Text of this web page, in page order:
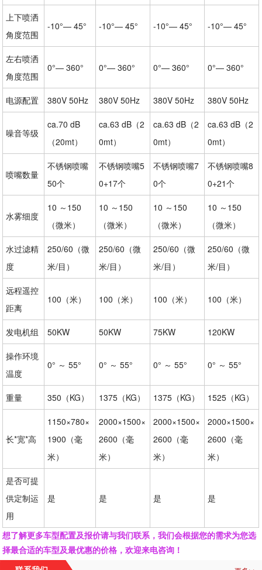
上下喷洒
角度范围
-10°— 45° -10°— 45° -10°— 45° -10°— 45°
左右喷洒
角度范围
0°— 360° 0°— 360° 0°— 360° 0°— 360°
电源配置 380V 50Hz 380V 50Hz 380V 50Hz 380V 50Hz
噪音等级
ca.70 dB
（20mt）
ca.63 dB（2
0mt）
ca.63 dB（2
0mt）
ca.63 dB（2
0mt）
喷嘴数量
不锈钢喷嘴
50个
不锈钢喷嘴5
0+17个
不锈钢喷嘴7
0个
不锈钢喷嘴8
0+21个
水雾细度
10 ～150
（微米）
10 ～150
（微米）
10 ～150
（微米）
10 ～150
（微米）
水过滤精
度
250/60（微
米/目）
250/60（微
米/目）
250/60（微
米/目）
250/60（微
米/目）
远程遥控
距离
100（米） 100（米） 100（米） 100（米）
发电机组 50KW 50KW 75KW 120KW
操作环境
温度
0° ～ 55° 0° ～ 55° 0° ～ 55° 0° ～ 55°
重量 350（KG） 1375（KG） 1375（KG） 1525（KG）
长*宽*高
1150×780×
1900（毫
米）
2000×1500×
2600（毫
米）
2000×1500×
2600（毫
米）
2000×1500×
2600（毫
米）
是否可提
供定制运
用
是 是 是 是
想了解更多车型配置及报价请与我们联系，我们会根据您的需求为您选
择最合适的车型及最优惠的价格，欢迎来电咨询！